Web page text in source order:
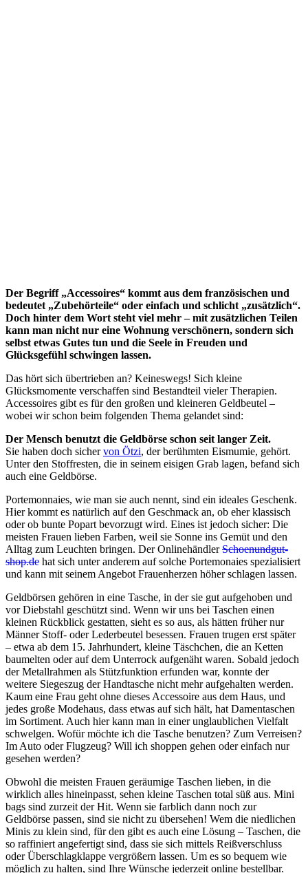
Der Begriff „Accessoires“ kommt aus dem französischen und
bedeutet „Zubehörteile“ oder einfach und schlicht „zusätzlich“.
Doch hinter dem Wort steht viel mehr – mit zusätzlichen Teilen
kann man nicht nur eine Wohnung verschönern, sondern sich
selbst etwas Gutes tun und die Seele in Freuden und
Glücksgefühl schwingen lassen.
Das hört sich übertrieben an? Keineswegs! Sich kleine
Glücksmomente verschaffen sind Bestandteil vieler Therapien.
Accessoires gibt es für den großen und kleineren Geldbeutel –
wobei wir schon beim folgenden Thema gelandet sind:
Der Mensch benutzt die Geldbörse schon seit langer Zeit.
Sie haben doch sichervon Ötzi, der berühmten Eismumie, gehört.
Unter den Stoffresten, die in seinem eisigen Grab lagen, befand sich
auch eine Geldbörse.
Portemonnaies, wie man sie auch nennt, sind ein ideales Geschenk.
Hier kommt es natürlich auf den Geschmack an, ob eher klassisch
oder ob bunte Popart bevorzugt wird. Eines ist jedoch sicher: Die
meisten Frauen lieben Farben, weil sie Sonne ins Gemüt und den
Alltag zum Leuchten bringen. Der OnlinehändlerSchoenundgut-
shop.de hat sich unter anderem auf solche Portemonaies spezialisiert
und kann mit seinem Angebot Frauenherzen höher schlagen lassen.
Geldbörsen gehören in eine Tasche, in der sie gut aufgehoben und
vor Diebstahl geschützt sind. Wenn wir uns bei Taschen einen
kleinen Rückblick gestatten, sieht es so aus, als hätten früher nur
Männer Stoff- oder Lederbeutel besessen. Frauen trugen erst später
– etwa ab dem 15. Jahrhundert, kleine Täschchen, die an Ketten
baumelten oder auf dem Unterrock aufgenäht waren. Sobald jedoch
der Metallrahmen als Stützfunktion erfunden war, konnte der
weitere Siegeszug der Handtasche nicht mehr aufgehalten werden.
Kaum eine Frau geht ohne dieses Accessoire aus dem Haus, und
jedes große Modehaus, dass etwas auf sich hält, hat Damentaschen
im Sortiment. Auch hier kann man in einer unglaublichen Vielfalt
schwelgen. Wofür möchte ich die Tasche benutzen? Zum Verreisen?
Im Auto oder Flugzeug? Will ich shoppen gehen oder einfach nur
gesehen werden?
Obwohl die meisten Frauen geräumige Taschen lieben, in die
wirklich alles hineinpasst, sehen kleine Taschen total süß aus. Mini
bags sind zurzeit der Hit. Wenn sie farblich dann noch zur
Geldbörse passen, sind sie nicht zu übersehen! Wem die niedlichen
Minis zu klein sind, für den gibt es auch eine Lösung – Taschen, die
so raffiniert angefertigt sind, dass sie sich mittels Reißverschluss
oder Überschlagklappe vergrößern lassen. Um es so bequem wie
möglich zu halten, sind Ihre Wünsche jederzeit online bestellbar.